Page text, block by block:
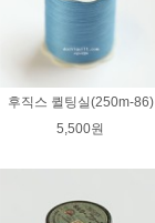
후직스 퀼팅실(250m-86)
5,500원